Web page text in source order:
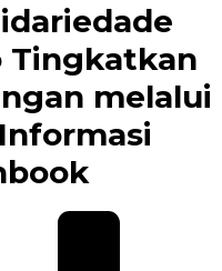
Tingkatkan
melalui